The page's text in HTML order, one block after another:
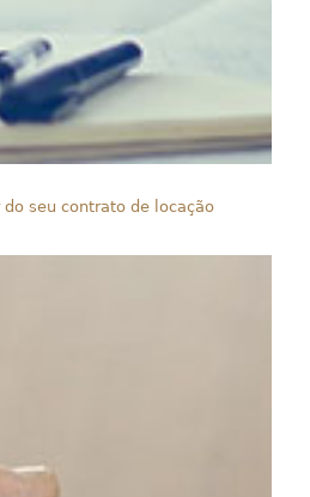
seu contrato de locação